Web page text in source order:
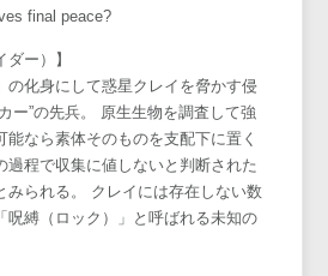
final peace?
ダー）】
の化身にして惑星クレイを脅かす侵
ー”の先兵。 原生生物を調査して強
能なら素体そのものを支配下に置く
過程で収集に値しないと判断された
みられる。 クレイには存在しない数
呪縛（ロック）」と呼ばれる未知の